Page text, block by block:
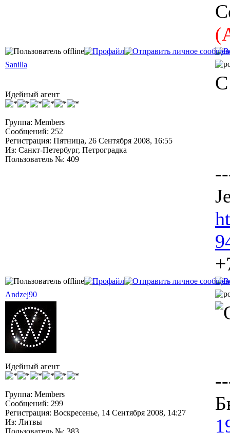
Sanilla
Идейный агент
Группа: Members
Сообщений: 252
Регистрация: Пятница, 26 Сентября 2008, 16:55
Из: Санкт-Петербург, Петроградка
Пользователь №: 409
Andzej90
Идейный агент
Группа: Members
Сообщений: 299
Регистрация: Воскресенье, 14 Сентября 2008, 14:27
Из: Литвы
Пользователь №: 383